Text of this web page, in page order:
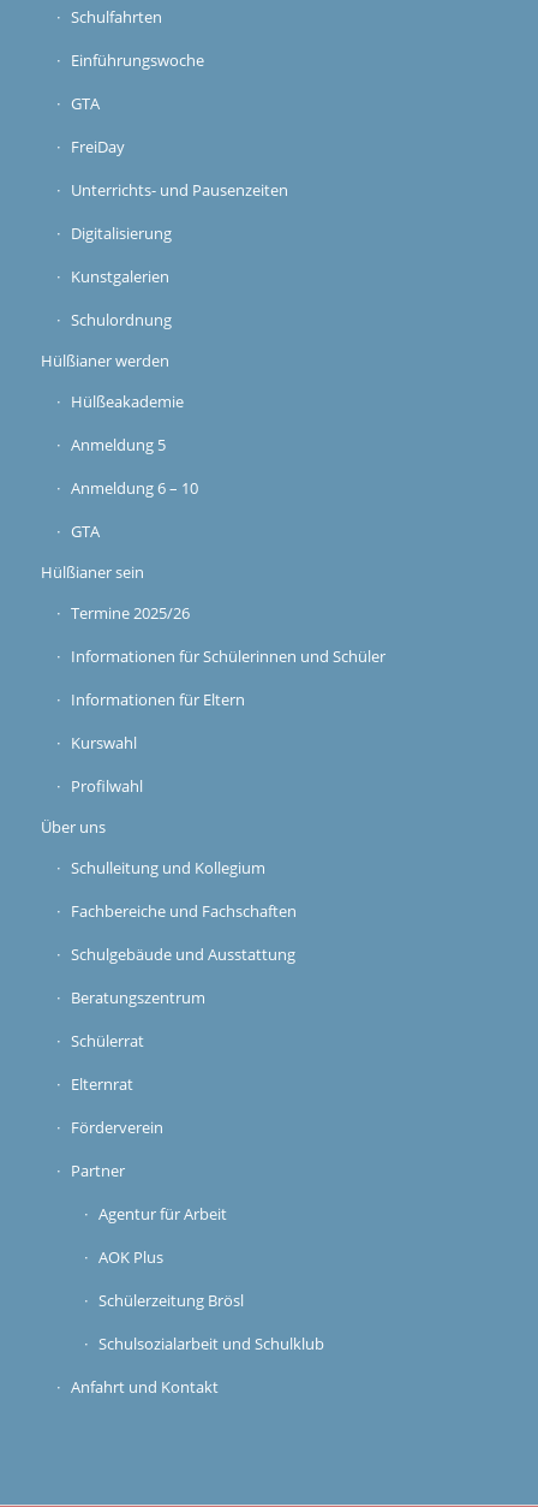
Schulfahrten
Einführungswoche
GTA
FreiDay
Unterrichts- und Pausenzeiten
Digitalisierung
Kunstgalerien
Schulordnung
Hülßianer werden
Hülßeakademie
Anmeldung 5
Anmeldung 6 – 10
GTA
Hülßianer sein
Termine 2025/26
Informationen für Schülerinnen und Schüler
Informationen für Eltern
Kurswahl
Profilwahl
Über uns
Schulleitung und Kollegium
Fachbereiche und Fachschaften
Schulgebäude und Ausstattung
Beratungszentrum
Schülerrat
Elternrat
Förderverein
Partner
Agentur für Arbeit
AOK Plus
Schülerzeitung Brösl
Schulsozialarbeit und Schulklub
Anfahrt und Kontakt